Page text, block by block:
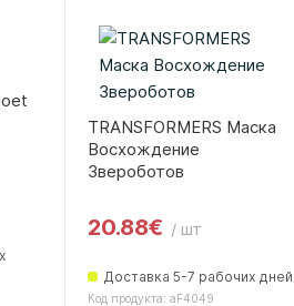
TRANSFORMERS Маска
Восхождение
Звероботов
20.88€ / шт
Доставка 5-7 рабочих дней
Код продукта: aF4049